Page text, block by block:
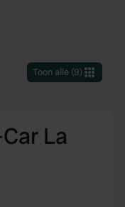
Toon alle(9)
La